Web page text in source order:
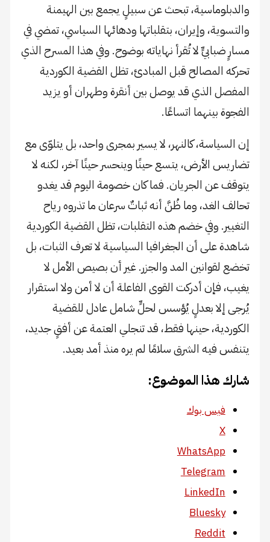
والدبلوماسية، تبحث عن سبيلٍ يجمع بين الهيمنة
والتسوية، وإيران، بتقلباتها ودهائها السياسي، تمضي في
مسارٍ ضبابيٍّ لا تُقرأ نهاياته بوضوح. وفي هذا المسرح الذي
تحركه المصالح قبل المبادئ، تظل القضية الكوردية
المفصل الذي قد يوصل بين أنقرة وطهران أو يزيد
الفجوة بينهما اتساعًا.
إن السياسة، كالنهر، لا يسير بمجرى واحد، بل يتلوّى مع
تضاريس الأرض، يتسع حينًا وينحسر حينًا آخر، لكنه لا
يتوقف عن الجريان. فما كان خصومة اليوم قد يغدو
تحالف الغد، وما ظُنَّ أنه ثباتٌ سرعان ما تذروه رياح
التغيير. وفي خضم هذه التقلبات، تظل القضية الكوردية
شاهدة على أن الجغرافيا السياسية لا تعرف الثبات، بل
تخضع لقوانين المد والجزر. غير أن بصيص الأمل لا
يغيب، فإن أدركت القوى الفاعلة أن لا أمن ولا استقرار
يُرجى إلا بعدلٍ يُؤسس لحلٍّ شامل عادل للقضية
الكوردية، حينها فقط، قد تنجلي العتمة عن أفقٍ جديد،
يتنفس فيه الشرق سلامًا لم يره منذ أمد بعيد.
شارك هذا الموضوع:
فيس بوك
X
WhatsApp
Telegram
LinkedIn
Bluesky
Reddit